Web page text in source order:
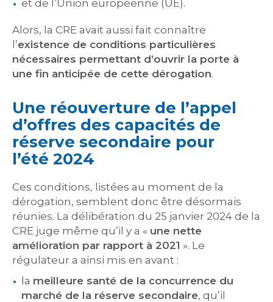
et de l’Union européenne (UE).
Alors, la CRE avait aussi fait connaître
l’existence de conditions particulières
nécessaires permettant d’ouvrir la porte à
une fin anticipée de cette dérogation.
Une réouverture de l’appel
d’offres des capacités de
réserve secondaire pour
l’été 2024
Ces conditions, listées au moment de la
dérogation, semblent donc être désormais
réunies. La délibération du 25 janvier 2024 de la
CRE juge même qu’il y a « une nette
amélioration par rapport à 2021 ». Le
régulateur a ainsi mis en avant :
la meilleure santé de la concurrence du
marché de la réserve secondaire, qu’il